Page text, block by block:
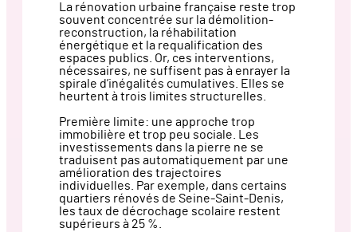
La rénovation urbaine française reste trop
souvent concentrée sur la démolition-
reconstruction, la réhabilitation
énergétique et la requalification des
espaces publics. Or, ces interventions,
nécessaires, ne suffisent pas à enrayer la
spirale d’inégalités cumulatives. Elles se
heurtent à trois limites structurelles.
Première limite: une approche trop
immobilière et trop peu sociale. Les
investissements dans la pierre ne se
traduisent pas automatiquement par une
amélioration des trajectoires
individuelles. Par exemple, dans certains
quartiers rénovés de Seine-Saint-Denis,
les taux de décrochage scolaire restent
supérieurs à 25 %.